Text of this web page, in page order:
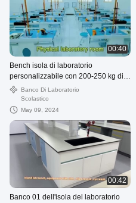
00:40
Bench isola di laboratorio
personalizzabile con 200-250 kg di
capacità di carico 4 maniglie 4 ruote
Banco Di Laboratorio
Scolastico
May 09, 2024
00:42
Banco 01 dell'isola del laboratorio